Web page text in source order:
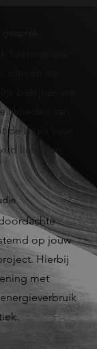
luisteren we
ideeën en
bekijken we
van
de basis voor
lichtplan.
op jouw
Hierbij
met